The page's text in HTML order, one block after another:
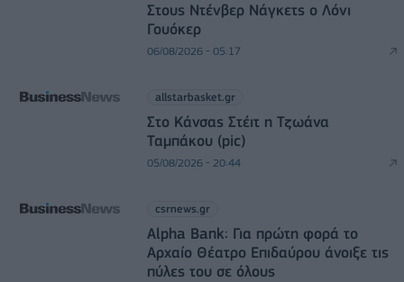
Στους Ντένβερ Νάγκετς ο Λόνι
Γουόκερ
06/08/2026 - 05:17
allstarbasket.gr
Στο Κάνσας Στέιτ η Τζωάνα
Ταμπάκου (pic)
05/08/2026 - 20:44
csrnews.gr
Alpha Bank: Για πρώτη φορά το
Αρχαίο Θέατρο Επιδαύρου άνοιξε τις
πύλες του σε όλους